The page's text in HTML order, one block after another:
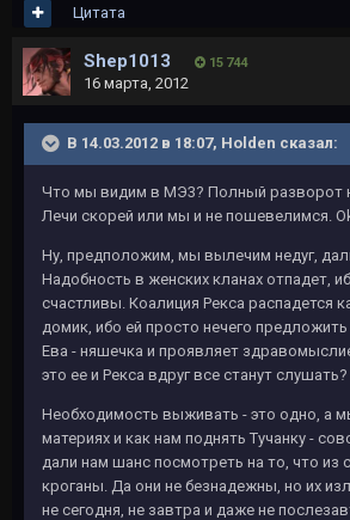
Цитата
Shep1013 15 744
16 марта, 2012
В 14.03.2012 в 18:07, Holden сказал:
Что мы видим в МЭ3? Полный разворот
Лечи скорей или мы и не пошевелимся.
Ну, предположим, мы вылечим недуг,
Надобность в женских кланах отпадет,
счастливы. Коалиция Рекса распадется
домик, ибо ей просто нечего
Ева - няшечка и проявляет
это ее и Рекса вдруг все станут слушать?
Необходимость выживать - это одно, а
материях и как нам поднять Тучанку -
дали нам шанс посмотреть на то, что из
кроганы. Да они не безнадежны, но их
не сегодня, не завтра и даже не